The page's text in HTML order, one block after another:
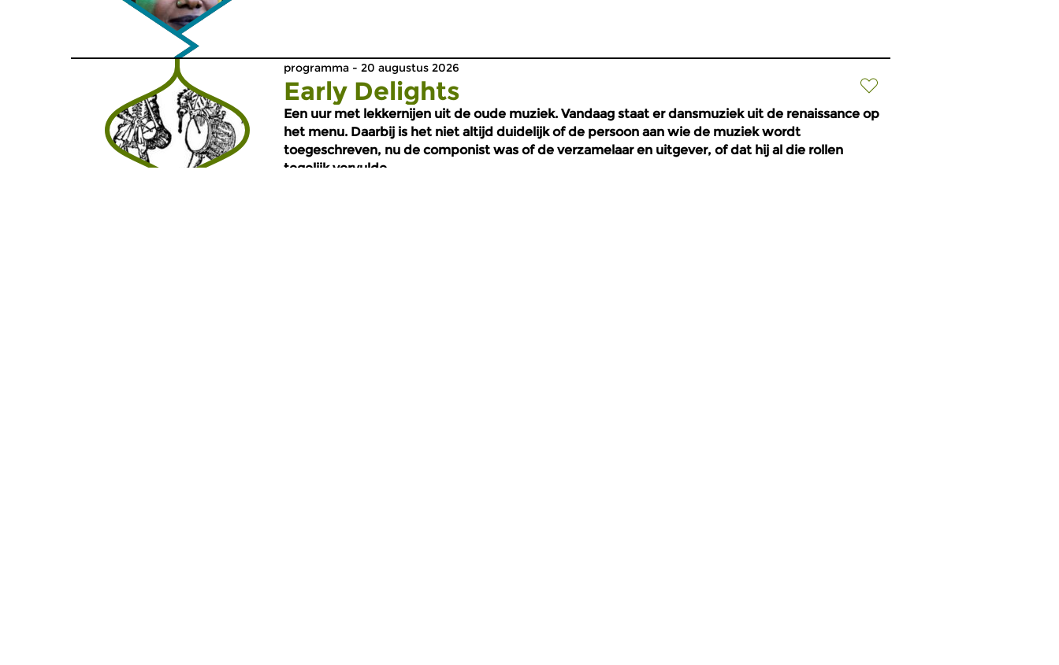
programma - 20 augustus 2026
Early Delights
Een uur met lekkernijen uit de oude muziek. Vandaag staat er dansmuziek uit de renaissance op
het menu. Daarbij is het niet altijd duidelijk of de persoon aan wie de muziek wordt
toegeschreven, nu de componist was of de verzamelaar en uitgever, of dat hij al die rollen
tegelijk vervulde.